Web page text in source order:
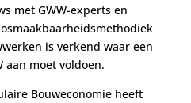
met GWW-experts en
is verkend waar een
aan moet voldoen.
Bouweconomie heeft